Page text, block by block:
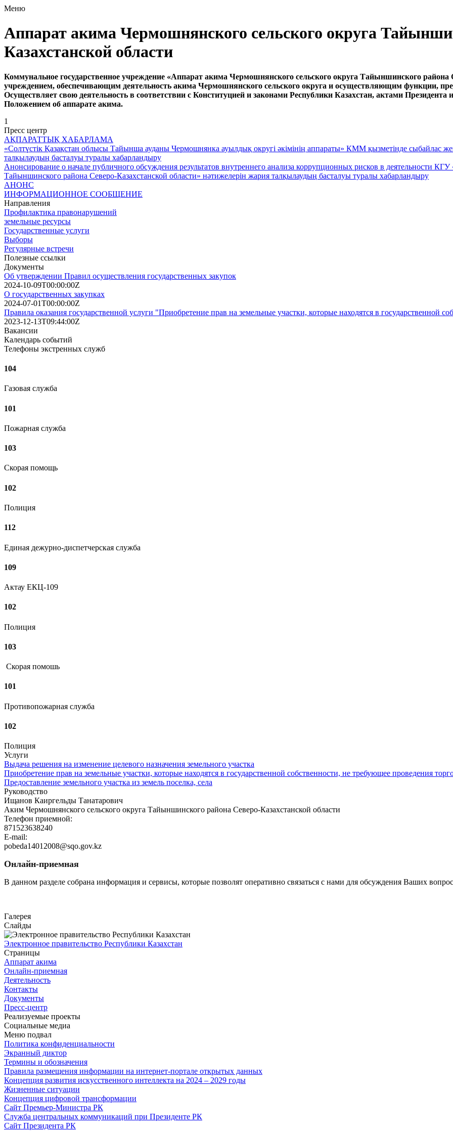
Меню
Аппарат акима Чермошнянского сельского округа
Казахстанской области
Коммунальное государственное учреждение «Аппарат акима Чермошнянского сельского округа Тайыншинского района
учреждением, обеспечивающим деятельность акима Чермошнянского сельского округа и осуществляющим функции,
Осуществляет свою деятельность в соответствии с Конституцией и законами Республики Казахстан, актами
Положением об аппарате акима.
1
Пресс центр
АҚПАРАТТЫҚ ХАБАРЛАМА
«Солтүстік Қазақстан облысы Тайынша ауданы Чермошнянка ауылдық округі әкімінің аппараты» КММ қызметінде сыбайлас
талқылаудың басталуы туралы хабарландыру
Анонсирование о начале публичного обсуждения результатов внутреннего анализа коррупционных рисков в деятельности
Тайыншинского района Северо-Казахстанской области» нәтижелерін жария талқылаудың басталуы туралы хабарландыру
АНОНС
ИНФОРМАЦИОННОЕ СООБЩЕНИЕ
Направления
Профилактика правонарушений
земельные ресурсы
Государственные услуги
Выборы
Регулярные встречи
Полезные ссылки
Документы
Об утверждении Правил осуществления государственных закупок
2024-10-09T00:00:00Z
О государственных закупках
2024-07-01T00:00:00Z
Правила оказания государственной услуги "Приобретение прав на земельные участки, которые находятся в государственной
2023-12-13T09:44:00Z
Вакансии
Календарь событий
Телефоны экстренных служб
104
Газовая служба
101
Пожарная служба
103
Скорая помощь
102
Полиция
112
Единая дежурно-диспетчерская служба
109
Актау ЕКЦ-109
102
Полиция
103
Скорая помошь
101
Противопожарная служба
102
Полиция
Услуги
Выдача решения на изменение целевого назначения земельного участка
Приобретение прав на земельные участки, которые находятся в государственной собственности, не требующее проведения
Предоставление земельного участка из земель поселка, села
Руководство
Ищанов Каиргельды Танатарович
Аким Чермошнянского сельского округа Тайыншинского района Северо-Казахстанской области
Телефон приемной:
871523638240
E-mail:
pobeda14012008@sqo.gov.kz
Онлайн-приемная
В данном разделе собрана информация и сервисы, которые позволят оперативно связаться с нами для обсуждения Ваших
Галерея
Слайды
Электронное правительство Республики Казахстан
Страницы
Аппарат акима
Онлайн-приемная
Деятельность
Контакты
Документы
Пресс-центр
Реализуемые проекты
Социальные медиа
Меню подвал
Политика конфиденциальности
Экранный диктор
Термины и обозначения
Правила размещения информации на интернет-портале открытых данных
Концепция развития искусственного интеллекта на 2024 – 2029 годы
Жизненные ситуации
Концепция цифровой трансформации
Сайт Премьер-Министра РК
Служба центральных коммуникаций при Президенте РК
Сайт Президента РК